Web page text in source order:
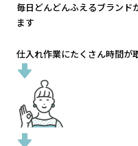
毎日どんどんふえるブランド
ます
仕入れ作業にたくさん時間が